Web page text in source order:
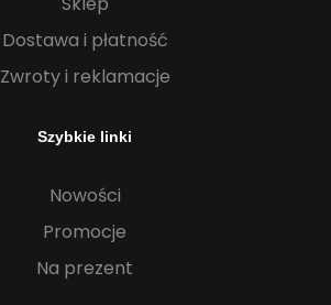
Dostawa i płatność
Zwroty i reklamacje
Szybkie linki
Nowości
Promocje
Na prezent